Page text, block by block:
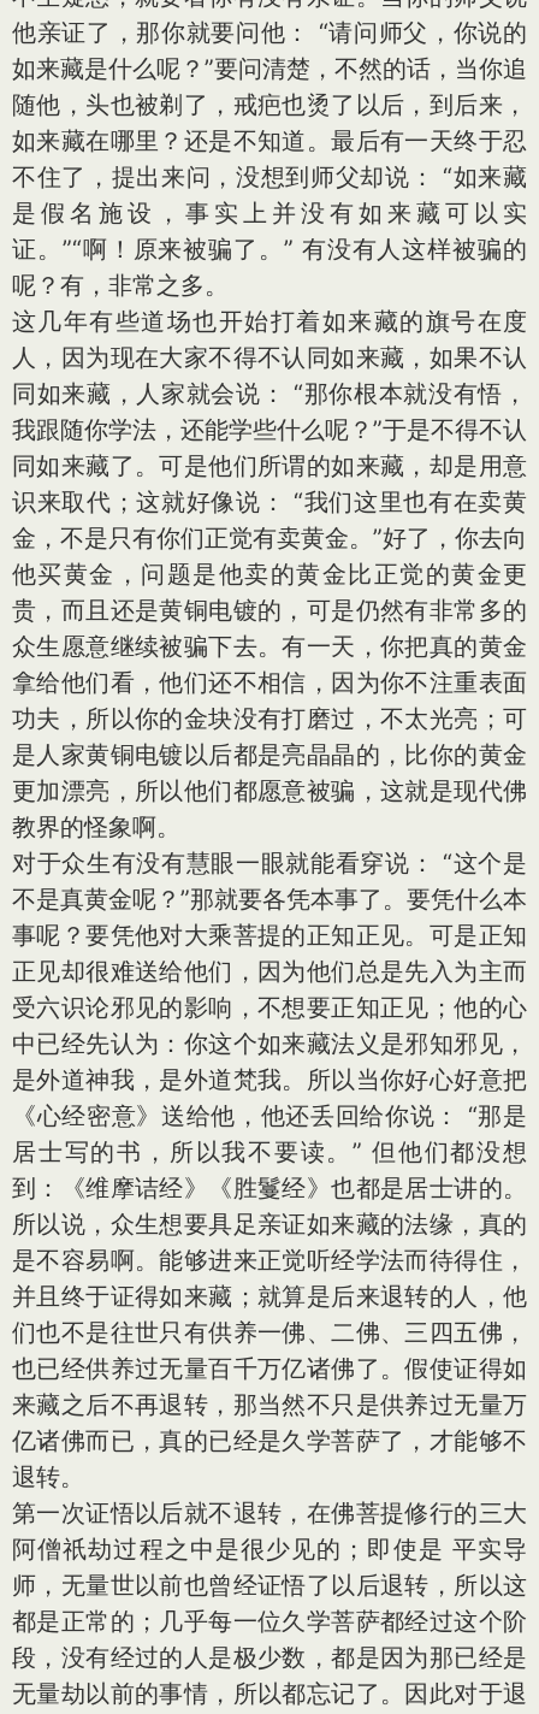
他亲证了，那你就要问他： “请问师父，你说的
如来藏是什么呢？”要问清楚，不然的话，当你追
随他，头也被剃了，戒疤也烫了以后，到后来，
如来藏在哪里？还是不知道。最后有一天终于忍
不住了，提出来问，没想到师父却说： “如来藏
是假名施设，事实上并没有如来藏可以实
证。”“啊！原来被骗了。” 有没有人这样被骗的
呢？有，非常之多。
这几年有些道场也开始打着如来藏的旗号在度
人，因为现在大家不得不认同如来藏，如果不认
同如来藏，人家就会说： “那你根本就没有悟，
我跟随你学法，还能学些什么呢？”于是不得不认
同如来藏了。可是他们所谓的如来藏，却是用意
识来取代；这就好像说： “我们这里也有在卖黄
金，不是只有你们正觉有卖黄金。”好了，你去向
他买黄金，问题是他卖的黄金比正觉的黄金更
贵，而且还是黄铜电镀的，可是仍然有非常多的
众生愿意继续被骗下去。有一天，你把真的黄金
拿给他们看，他们还不相信，因为你不注重表面
功夫，所以你的金块没有打磨过，不太光亮；可
是人家黄铜电镀以后都是亮晶晶的，比你的黄金
更加漂亮，所以他们都愿意被骗，这就是现代佛
教界的怪象啊。
对于众生有没有慧眼一眼就能看穿说： “这个是
不是真黄金呢？”那就要各凭本事了。要凭什么本
事呢？要凭他对大乘菩提的正知正见。可是正知
正见却很难送给他们，因为他们总是先入为主而
受六识论邪见的影响，不想要正知正见；他的心
中已经先认为：你这个如来藏法义是邪知邪见，
是外道神我，是外道梵我。所以当你好心好意把
《心经密意》送给他，他还丢回给你说： “那是
居士写的书，所以我不要读。” 但他们都没想
到：《维摩诘经》《胜鬘经》也都是居士讲的。
所以说，众生想要具足亲证如来藏的法缘，真的
是不容易啊。能够进来正觉听经学法而待得住，
并且终于证得如来藏；就算是后来退转的人，他
们也不是往世只有供养一佛、二佛、三四五佛，
也已经供养过无量百千万亿诸佛了。假使证得如
来藏之后不再退转，那当然不只是供养过无量万
亿诸佛而已，真的已经是久学菩萨了，才能够不
退转。
第一次证悟以后就不退转，在佛菩提修行的三大
阿僧祇劫过程之中是很少见的；即使是 平实导
师，无量世以前也曾经证悟了以后退转，所以这
都是正常的；几乎每一位久学菩萨都经过这个阶
段，没有经过的人是极少数，都是因为那已经是
无量劫以前的事情，所以都忘记了。因此对于退